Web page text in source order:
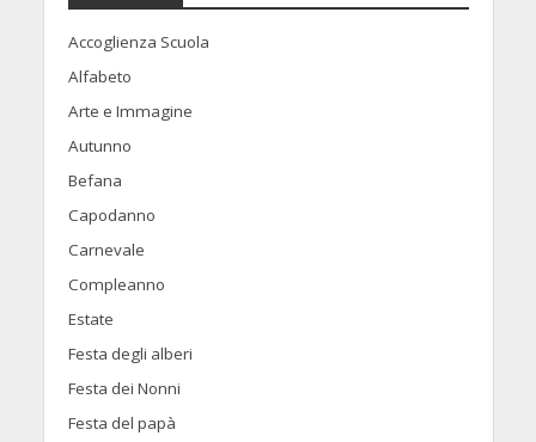
Accoglienza Scuola
Alfabeto
Arte e Immagine
Autunno
Befana
Capodanno
Carnevale
Compleanno
Estate
Festa degli alberi
Festa dei Nonni
Festa del papà